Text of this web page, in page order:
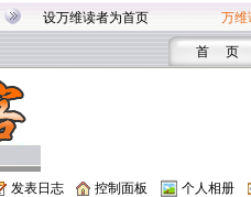
设万维读者为首页 万维
首 页
发表日志 控制面板 个人相册